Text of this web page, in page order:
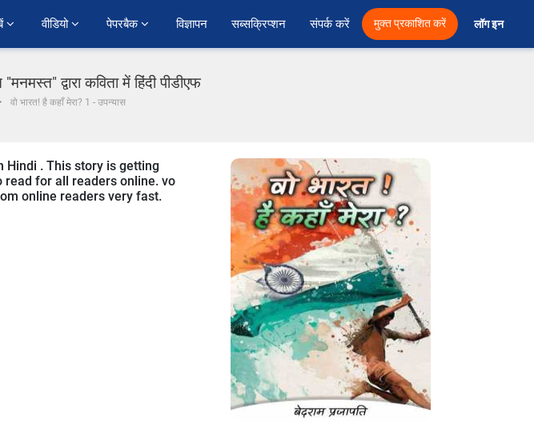
वीडियो पेपरबैक विज्ञापन सब्सक्रिप्शन संपर्क करें मुक्त प्रकाशित करें लॉग इन
द्वारा कविता में हिंदी पीडीएफ
वो भारत! है कहाँ मेरा? 1 - उपन्यास
Hindi . This story is getting
for all readers online. vo
online readers very fast.